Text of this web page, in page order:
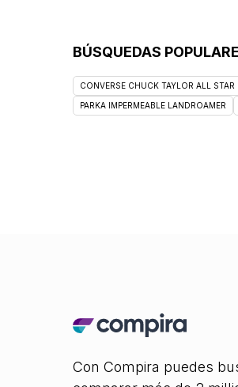
BÚSQUEDAS
CONVERSE CHUCK TAYLOR ALL STAR
PARKA IMPERMEABLE LANDROAMER
Con Compira puedes